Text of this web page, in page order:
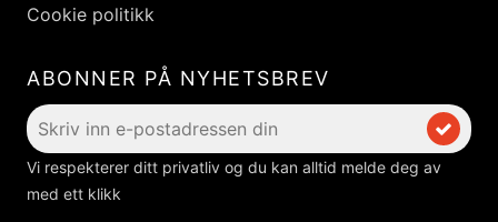
Cookie politikk
ABONNER PÅ NYHETSBREV
Vi respekterer ditt privatliv og du kan alltid melde deg av
med ett klikk